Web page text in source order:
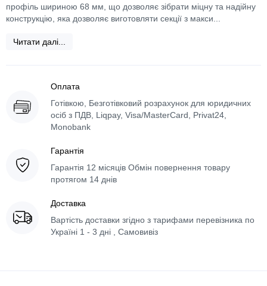
профіль шириною 68 мм, що дозволяє зібрати міцну та надійну
конструкцію, яка дозволяє виготовляти секції з макси...
Читати далі...
Оплата
Готівкою, Безготівковий розрахунок для юридичних
осіб з ПДВ, Liqpay, Visa/MasterCard, Privat24,
Monobank
Гарантія
Гарантія 12 місяців Обмін повернення товару
протягом 14 днів
Доставка
Вартість доставки згідно з тарифами перевізника по
Україні 1 - 3 дні , Самовивіз